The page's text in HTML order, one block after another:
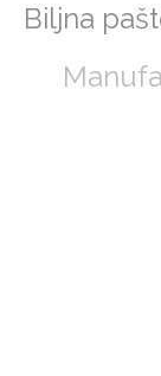
Biljna